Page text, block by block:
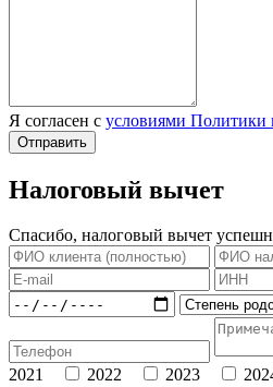
Я согласен с условиями Политики
Отправить
Налоговый вычет
Спасибо, налоговый вычет
2021 2022 2023